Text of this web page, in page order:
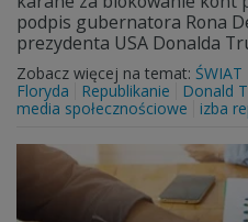
podpis gubernatora Rona
prezydenta USA Donalda
Zobacz więcej na temat: ŚWIAT
Floryda
Republikanie
Donald
media społecznościowe
izba